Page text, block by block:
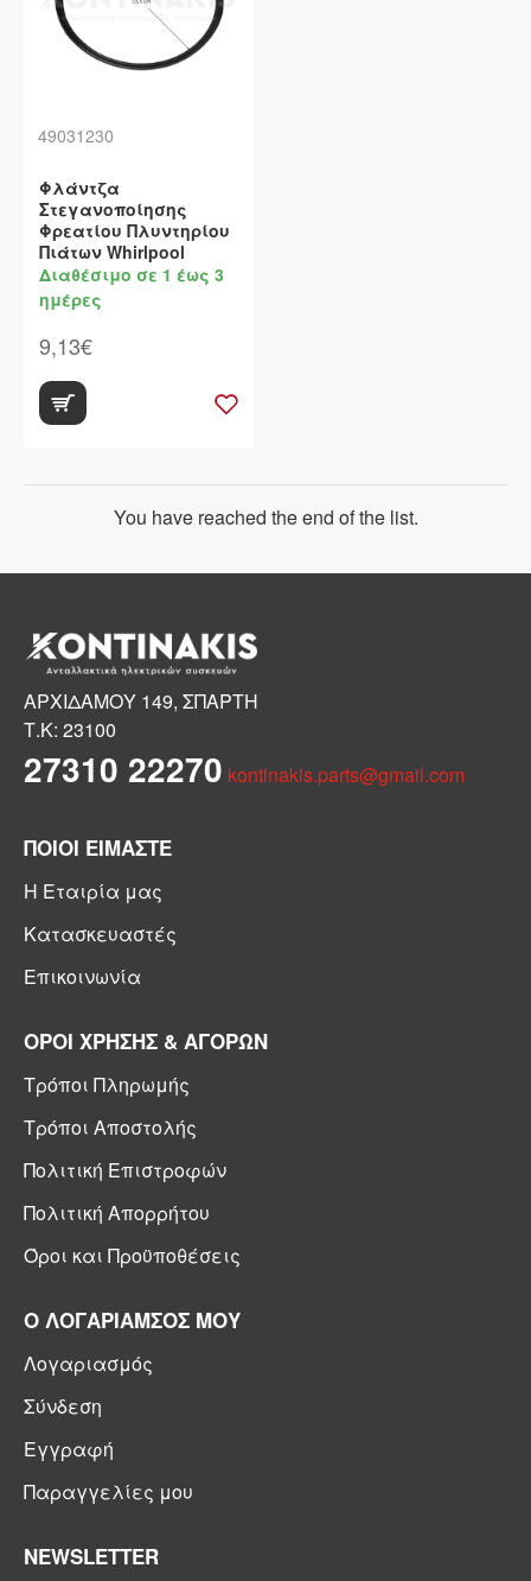
49031230
Φλάντζα
Στεγανοποίησης
Φρεατίου Πλυντηρίου
Πιάτων Whirlpool
Διαθέσιμο σε 1 έως 3
ημέρες
9,13€
You have reached the end of the list.
ΑΡΧΙΔΑΜΟΥ 149, ΣΠΑΡΤΗ
Τ.Κ: 23100
27310 22270 kontinakis.parts@gmail.com
ΠΟΙΟΙ ΕΙΜΑΣΤΕ
Η Εταιρία μας
Κατασκευαστές
Επικοινωνία
ΟΡΟΙ ΧΡΗΣΗΣ & ΑΓΟΡΩΝ
Τρόποι Πληρωμής
Τρόποι Αποστολής
Πολιτική Επιστροφών
Πολιτική Απορρήτου
Όροι και Προϋποθέσεις
Ο ΛΟΓΑΡΙΑΜΣΟΣ ΜΟΥ
Λογαριασμός
Σύνδεση
Εγγραφή
Παραγγελίες μου
NEWSLETTER